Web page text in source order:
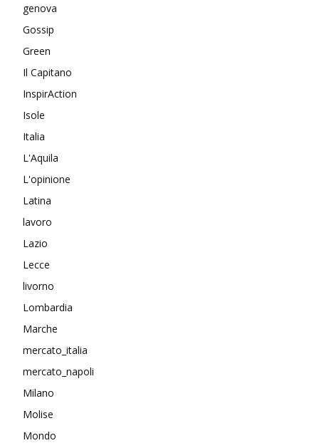
genova
Gossip
Green
Il Capitano
InspirAction
Isole
Italia
L'Aquila
L'opinione
Latina
lavoro
Lazio
Lecce
livorno
Lombardia
Marche
mercato_italia
mercato_napoli
Milano
Molise
Mondo